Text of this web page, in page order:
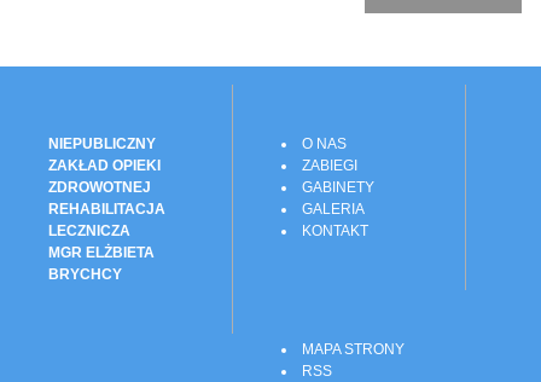
NIEPUBLICZNY
ZAKŁAD OPIEKI
ZDROWOTNEJ
REHABILITACJA
LECZNICZA
MGR ELŻBIETA
BRYCHCY
O NAS
ZABIEGI
GABINETY
GALERIA
KONTAKT
MAPA STRONY
RSS